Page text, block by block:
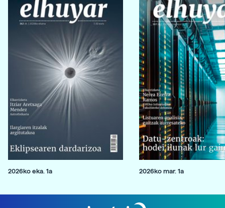
2026ko eka. 1a 2026ko mar. 1a